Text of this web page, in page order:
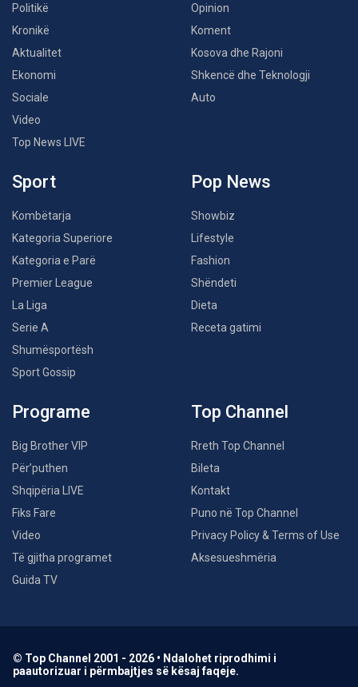
Politikë
Kronikë
Aktualitet
Ekonomi
Sociale
Video
Top News LIVE
Opinion
Koment
Kosova dhe Rajoni
Shkencë dhe Teknologji
Auto
Sport
Kombëtarja
Kategoria Superiore
Kategoria e Parë
Premier League
La Liga
Serie A
Shumësportësh
Sport Gossip
Pop News
Showbiz
Lifestyle
Fashion
Shëndeti
Dieta
Receta gatimi
Programe
Big Brother VIP
Për’puthen
Shqipëria LIVE
Fiks Fare
Video
Të gjitha programet
Guida TV
Top Channel
Rreth Top Channel
Bileta
Kontakt
Puno në Top Channel
Privacy Policy & Terms of Use
Aksesueshmëria
© Top Channel 2001 - 2026 • Ndalohet riprodhimi i
paautorizuar i përmbajtjes së kësaj faqeje.